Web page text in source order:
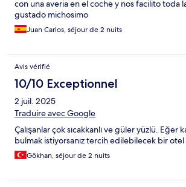
con una averia en el coche y nos facilito toda
gustado michosimo
Juan Carlos, séjour de 2 nuits
Avis vérifié
10/10 Exceptionnel
2 juil. 2025
Traduire avec Google
Çalışanlar çok sıcakkanlı ve güler yüzlü. Eğer
bulmak istiyorsanız tercih edilebilecek bir otel
Gökhan, séjour de 2 nuits